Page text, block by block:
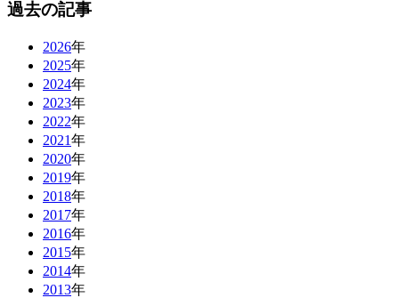
過去の記事
2026年
2025年
2024年
2023年
2022年
2021年
2020年
2019年
2018年
2017年
2016年
2015年
2014年
2013年